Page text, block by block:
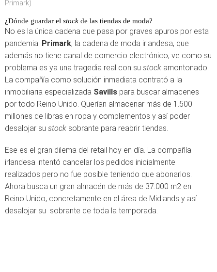
Primark)
¿Dónde guardar el stock de las tiendas de moda?
No es la única cadena que pasa por graves apuros por esta
pandemia. Primark, la cadena de moda irlandesa, que
además no tiene canal de comercio electrónico, ve como su
problema es ya una tragedia real con su stock amontonado.
La compañía como solución inmediata contrató a la
inmobiliaria especializada Savills para buscar almacenes
por todo Reino Unido. Querían almacenar más de 1.500
millones de libras en ropa y complementos y así poder
desalojar su stock sobrante para reabrir tiendas.
Ese es el gran dilema del retail hoy en día. La compañía
irlandesa intentó cancelar los pedidos inicialmente
realizados pero no fue posible teniendo que abonarlos.
Ahora busca un gran almacén de más de 37.000 m2 en
Reino Unido, concretamente en el área de Midlands y así
desalojar su sobrante de toda la temporada.